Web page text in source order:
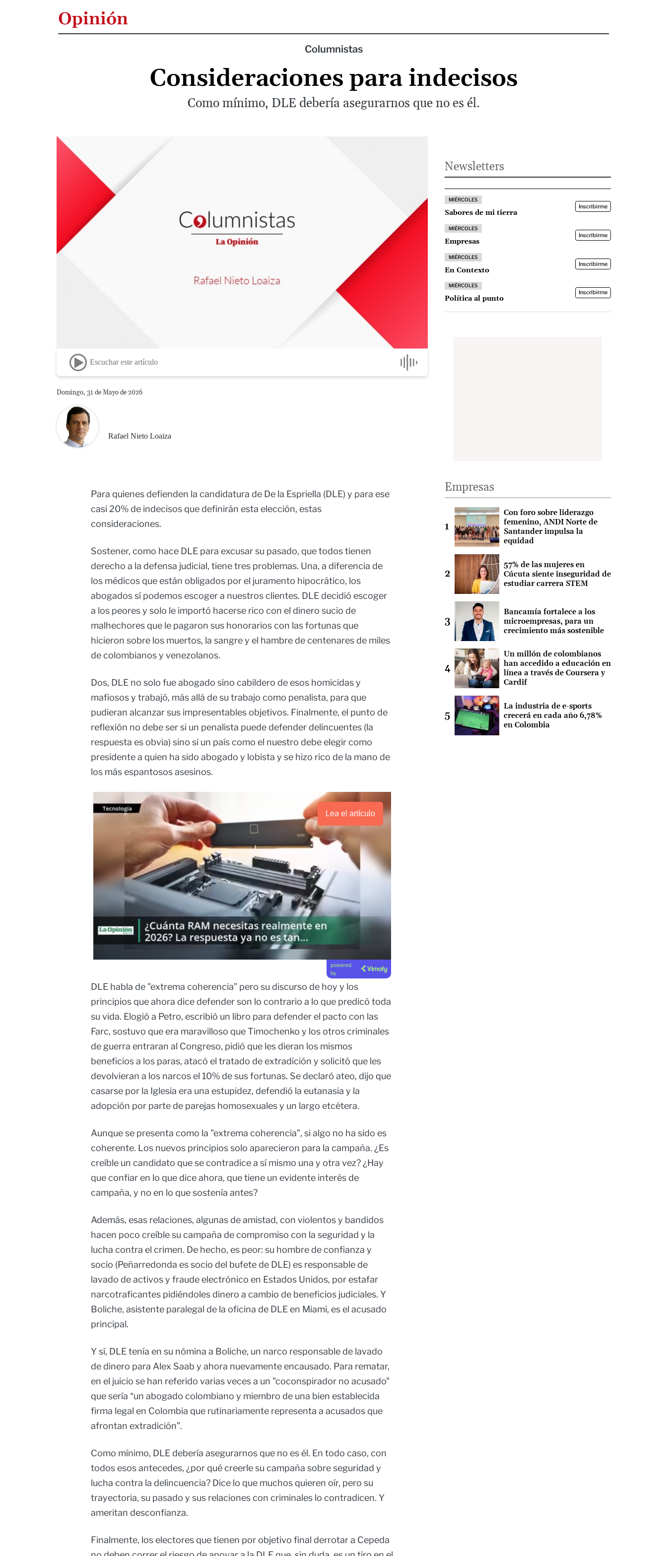
Opinión
Columnistas
Consideraciones para indecisos
Como mínimo, DLE debería asegurarnos que no es él.
Escuchar este artículo
Domingo, 31 de Mayo de 2026
Rafael Nieto Loaiza
Para quienes defienden la candidatura de De la Espriella (DLE) y para ese
casi 20% de indecisos que definirán esta elección, estas
consideraciones.
Sostener, como hace DLE para excusar su pasado, que todos tienen
derecho a la defensa judicial, tiene tres problemas. Una, a diferencia de
los médicos que están obligados por el juramento hipocrático, los
abogados sí podemos escoger a nuestros clientes. DLE decidió escoger
a los peores y solo le importó hacerse rico con el dinero sucio de
malhechores que le pagaron sus honorarios con las fortunas que
hicieron sobre los muertos, la sangre y el hambre de centenares de miles
de colombianos y venezolanos.
Dos, DLE no solo fue abogado sino cabildero de esos homicidas y
mafiosos y trabajó, más allá de su trabajo como penalista, para que
pudieran alcanzar sus impresentables objetivos. Finalmente, el punto de
reflexión no debe ser si un penalista puede defender delincuentes (la
respuesta es obvia) sino si un país como el nuestro debe elegir como
presidente a quien ha sido abogado y lobista y se hizo rico de la mano de
los más espantosos asesinos.
Lea el artículo
powered
by
DLE habla de "extrema coherencia” pero su discurso de hoy y los
principios que ahora dice defender son lo contrario a lo que predicó toda
su vida. Elogió a Petro, escribió un libro para defender el pacto con las
Farc, sostuvo que era maravilloso que Timochenko y los otros criminales
de guerra entraran al Congreso, pidió que les dieran los mismos
beneficios a los paras, atacó el tratado de extradición y solicitó que les
devolvieran a los narcos el 10% de sus fortunas. Se declaró ateo, dijo que
casarse por la Iglesia era una estupidez, defendió la eutanasia y la
adopción por parte de parejas homosexuales y un largo etcétera.
Aunque se presenta como la "extrema coherencia”, si algo no ha sido es
coherente. Los nuevos principios solo aparecieron para la campaña. ¿Es
creíble un candidato que se contradice a sí mismo una y otra vez? ¿Hay
que confiar en lo que dice ahora, que tiene un evidente interés de
campaña, y no en lo que sostenía antes?
Además, esas relaciones, algunas de amistad, con violentos y bandidos
hacen poco creíble su campaña de compromiso con la seguridad y la
lucha contra el crimen. De hecho, es peor: su hombre de confianza y
socio (Peñarredonda es socio del bufete de DLE) es responsable de
lavado de activos y fraude electrónico en Estados Unidos, por estafar
narcotraficantes pidiéndoles dinero a cambio de beneficios judiciales. Y
Boliche, asistente paralegal de la oficina de DLE en Miami, es el acusado
principal.
Y sí, DLE tenía en su nómina a Boliche, un narco responsable de lavado
de dinero para Alex Saab y ahora nuevamente encausado. Para rematar,
en el juicio se han referido varias veces a un "coconspirador no acusado"
que sería “un abogado colombiano y miembro de una bien establecida
firma legal en Colombia que rutinariamente representa a acusados que
afrontan extradición”.
Como mínimo, DLE debería asegurarnos que no es él. En todo caso, con
todos esos antecedes, ¿por qué creerle su campaña sobre seguridad y
lucha contra la delincuencia? Dice lo que muchos quieren oír, pero su
trayectoria, su pasado y sus relaciones con criminales lo contradicen. Y
ameritan desconfianza.
Finalmente, los electores que tienen por objetivo final derrotar a Cepeda
Newsletters
MIÉRCOLES
Sabores de mi tierra
Inscribirme
MIÉRCOLES
Empresas
Inscribirme
MIÉRCOLES
En Contexto
Inscribirme
MIÉRCOLES
Política al punto
Inscribirme
Empresas
Con foro sobre liderazgo
femenino, ANDI Norte de
Santander impulsa la
equidad
57% de las mujeres en
Cúcuta siente inseguridad de
estudiar carrera STEM
Bancamía fortalece a los
microempresas, para un
crecimiento más sostenible
Un millón de colombianos
han accedido a educación en
línea a través de Coursera y
Cardif
La industria de e-sports
crecerá en cada año 6,78%
en Colombia